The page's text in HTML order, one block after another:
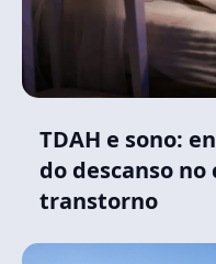
TDAH e sono:
do descanso
transtorno